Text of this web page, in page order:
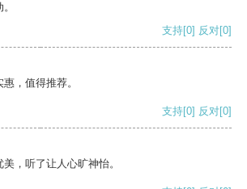
支持[0] 反对[0]
，值得推荐。
支持[0] 反对[0]
，听了让人心旷神怡。